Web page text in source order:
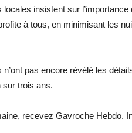
locales insistent sur
à tous, en minimisant les
n’ont pas encore révélé les
sur trois ans.
recevez Gavroche Hebdo.